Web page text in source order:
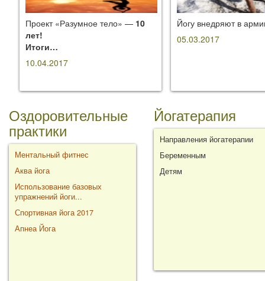
Проект «Разумное тело» — 10
лет!
Итоги…
10.04.2017
Йогу внедряют в
05.03.2017
Оздоровительные
практики
Ментальный фитнес
Аква йога
Использование базовых
упражнений йоги...
Спортивная йога 2017
Апнеа Йога
Йогатерапия
Направления йогатерапии
Беременным
Детям